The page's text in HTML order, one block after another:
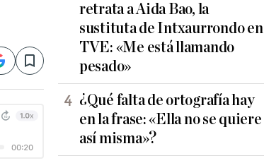
Save
retrata a Aida Bao, la
sustituta de Intxaurrondo en
TVE: «Me está llamando
pesado»
¿Qué falta de ortografía hay
en la frase: «Ella no se quiere
así misma»?